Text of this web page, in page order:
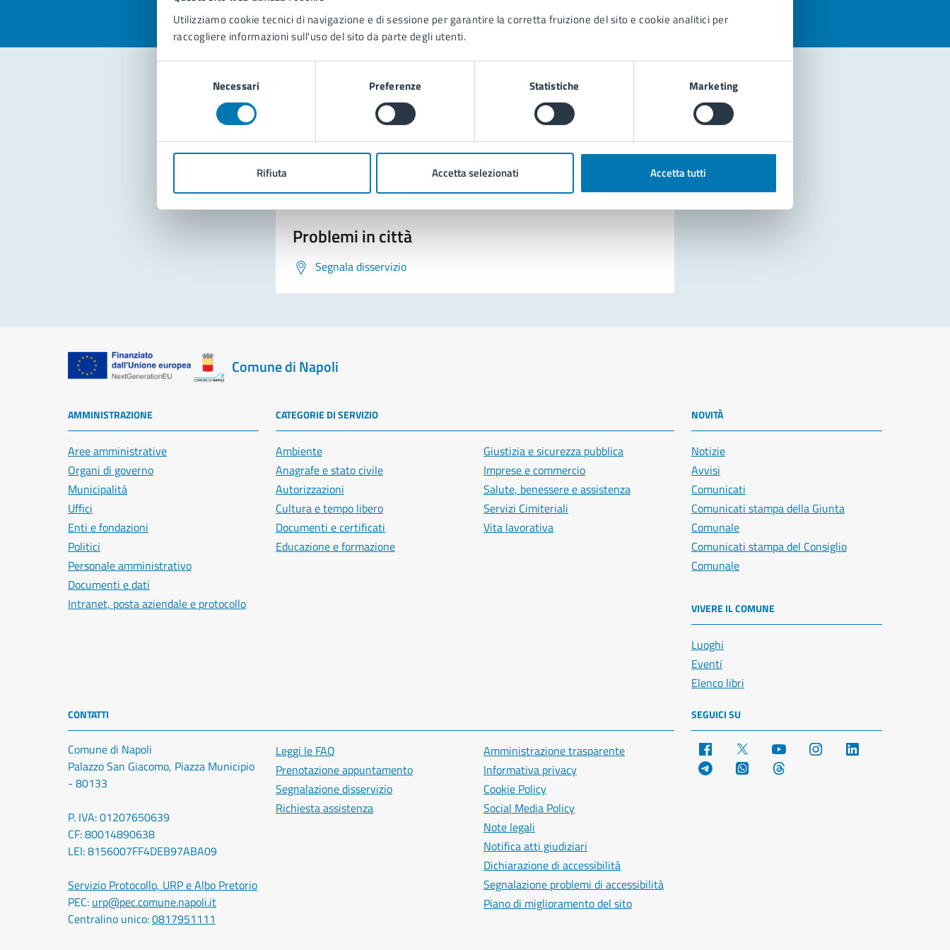
Utilizziamo cookie tecnici di navigazione e di sessione per garantire la corretta fruizione del sito e cookie analitici per
raccogliere informazioni sull'uso del sito da parte degli utenti.
Necessari Preferenze Statistiche Marketing
Rifiuta Accetta selezionati Accetta tutti
Contatta il comune
Leggi le domande frequenti
Prenota appuntamento
Problemi in città
Segnala disservizio
Comune di Napoli
AMMINISTRAZIONE
Aree amministrative
Organi di governo
Municipalità
Uffici
Enti e fondazioni
Politici
Personale amministrativo
Documenti e dati
Intranet, posta aziendale e protocollo
CATEGORIE DI SERVIZIO
Ambiente
Anagrafe e stato civile
Autorizzazioni
Cultura e tempo libero
Documenti e certificati
Educazione e formazione
Giustizia e sicurezza pubblica
Imprese e commercio
Salute, benessere e assistenza
Servizi Cimiteriali
Vita lavorativa
NOVITÀ
Notizie
Avvisi
Comunicati
Comunicati stampa della Giunta
Comunale
Comunicati stampa del Consiglio
Comunale
VIVERE IL COMUNE
Luoghi
Eventi
Elenco libri
CONTATTI
Comune di Napoli
Palazzo San Giacomo, Piazza Municipio
- 80133
P. IVA: 01207650639
CF: 80014890638
LEI: 8156007FF4DEB97ABA09
Servizio Protocollo, URP e Albo Pretorio
PEC: urp@pec.comune.napoli.it
Centralino unico:0817951111
Leggi le FAQ
Prenotazione appuntamento
Segnalazione disservizio
Richiesta assistenza
Amministrazione trasparente
Informativa privacy
Cookie Policy
Social Media Policy
Note legali
Notifica atti giudiziari
Dichiarazione di accessibilità
Segnalazione problemi di accessibilità
Piano di miglioramento del sito
SEGUICI SU
Facebook YouTube Instagram
Telegram WhatsApp